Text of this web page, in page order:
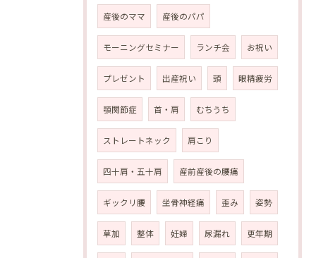
産後のママ 産後のパパ
モーニングセミナー ランチ会 お祝い
プレゼント 出産祝い 頭 眼精疲労
顎関節症 首・肩 むちうち
ストレートネック 肩こり
四十肩・五十肩 産前産後の腰痛
ギックリ腰 坐骨神経痛 歪み 姿勢
草加 整体 妊婦 尿漏れ 更年期